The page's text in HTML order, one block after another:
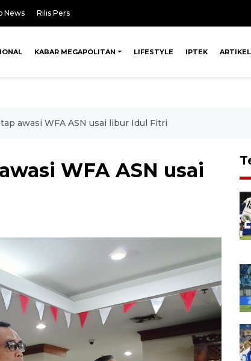
News Rilis Pers
KABAR MEGAPOLITAN LIFESTYLE IPTEK ARTIKEL
awasi WFA ASN usai libur Idul Fitri
WFA ASN usai